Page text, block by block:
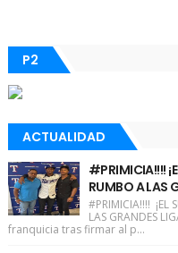
P2
ACTUALIDAD
#PRIMICIA!!!!
RUMBO A LAS
#PRIMICIA!!!! ¡EL
LAS GRANDES
franquicia tras firmar al p...